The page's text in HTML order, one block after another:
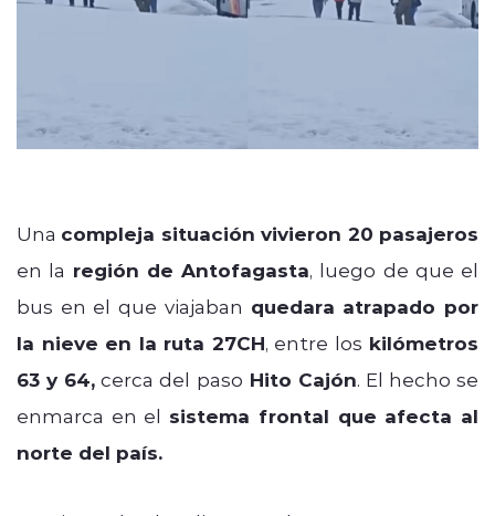
Una compleja situación vivieron 20 pasajeros
en la región de Antofagasta, luego de que el
bus en el que viajaban quedara atrapado por
la nieve en la ruta 27CH, entre los kilómetros
63 y 64, cerca del paso Hito Cajón. El hecho se
enmarca en el sistema frontal que afecta al
norte del país.